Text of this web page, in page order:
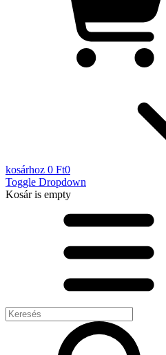
kosárhoz 0 Ft0
Toggle Dropdown
Kosáris empty